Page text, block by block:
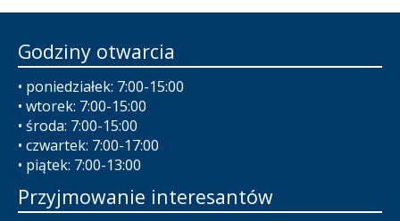
Godziny otwarcia
• poniedziałek: 7:00-15:00
• wtorek: 7:00-15:00
• środa: 7:00-15:00
• czwartek: 7:00-17:00
• piątek: 7:00-13:00
Przyjmowanie interesantów